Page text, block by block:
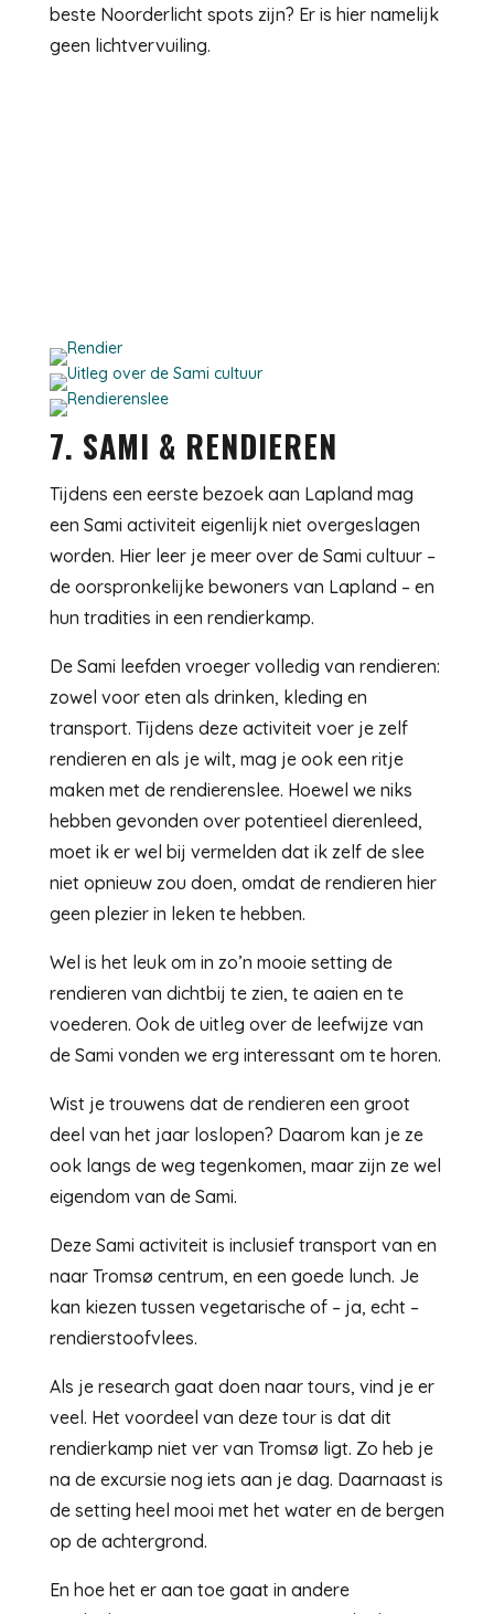
beste Noorderlicht spots zijn? Er is hier namelijk
geen lichtvervuiling.
7. SAMI & RENDIEREN
Tijdens een eerste bezoek aan Lapland mag
een Sami activiteit eigenlijk niet overgeslagen
worden. Hier leer je meer over de Sami cultuur –
de oorspronkelijke bewoners van Lapland – en
hun tradities in een rendierkamp.
De Sami leefden vroeger volledig van rendieren:
zowel voor eten als drinken, kleding en
transport. Tijdens deze activiteit voer je zelf
rendieren en als je wilt, mag je ook een ritje
maken met de rendierenslee. Hoewel we niks
hebben gevonden over potentieel dierenleed,
moet ik er wel bij vermelden dat ik zelf de slee
niet opnieuw zou doen, omdat de rendieren hier
geen plezier in leken te hebben.
Wel is het leuk om in zo’n mooie setting de
rendieren van dichtbij te zien, te aaien en te
voederen. Ook de uitleg over de leefwijze van
de Sami vonden we erg interessant om te horen.
Wist je trouwens dat de rendieren een groot
deel van het jaar loslopen? Daarom kan je ze
ook langs de weg tegenkomen, maar zijn ze wel
eigendom van de Sami.
Deze Sami activiteit is inclusief transport van en
naar Tromsø centrum, en een goede lunch. Je
kan kiezen tussen vegetarische of – ja, echt –
rendierstoofvlees.
Als je research gaat doen naar tours, vind je er
veel. Het voordeel van deze tour is dat dit
rendierkamp niet ver van Tromsø ligt. Zo heb je
na de excursie nog iets aan je dag. Daarnaast is
de setting heel mooi met het water en de bergen
op de achtergrond.
En hoe het er aan toe gaat in andere